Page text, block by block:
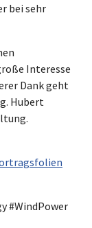
bei sehr
Interesse
Dank geht
Hubert
#WindPower